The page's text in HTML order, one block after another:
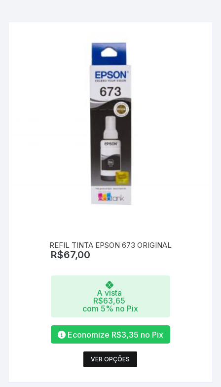
REFIL TINTA EPSON 673 ORIGINAL
R$67,00
A vista
R$63,65
com 5% no Pix
Economize R$3,35 no Pix
VER OPÇÕES
produto